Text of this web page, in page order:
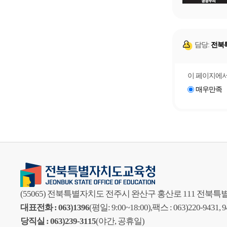
담당: 전북
이 페이지에
매우만족
(55065) 전북특별자치도 전주시 완산구 홍산로 111 전북특
대표전화 : 063)1396(평일: 9:00~18:00),팩스 : 063)220-9431,
당직실 : 063)239-3115(야간, 공휴일)